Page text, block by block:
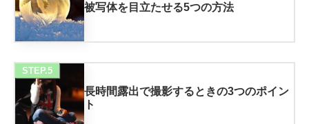
被写体を目立たせる5つの方法
STEP.5
長時間露出で撮影するときの3つのポイン
ト